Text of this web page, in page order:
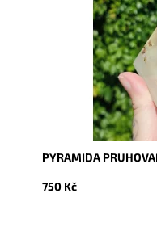
9245
PYRAMIDA
750 Kč